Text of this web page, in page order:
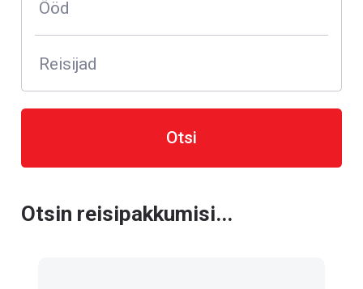
Ööd
Reisijad
Otsi
Otsin reisipakkumisi...